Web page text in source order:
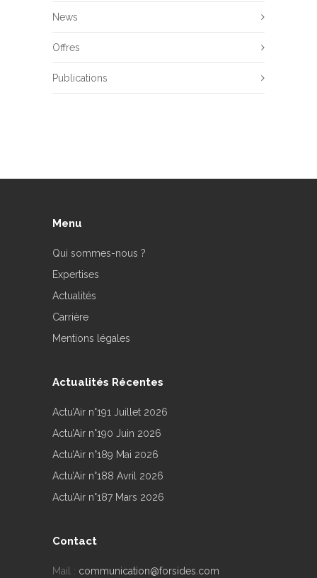
News
Offres
Publications
Menu
Qui sommes-nous ?
Expertises
Actualités
Carrière
Mentions légales
Actualités Récentes
Actu’Air n°191 Juillet 2026
Actu’Air n°190 Juin 2026
Actu’Air n°189 Mai 2026
Actu’Air n°188 Avril 2026
Actu’Air n°187 Mars 2026
Contact
Mail : communication@forsides.com